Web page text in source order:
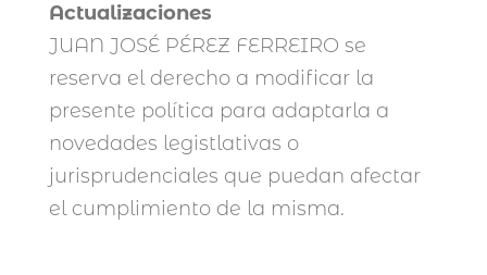
Actualizaciones
JUAN JOSÉ PÉREZ FERREIRO se
reserva el derecho a modificar la
presente política para adaptarla a
novedades legistlativas o
jurisprudenciales que puedan afectar
el cumplimiento de la misma.